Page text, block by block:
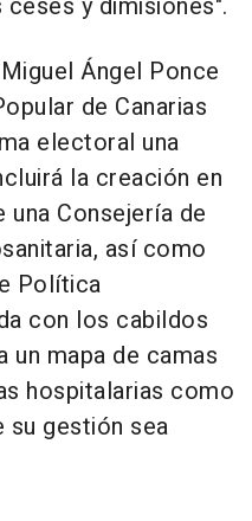
Ángel Ponce
de Canarias
electoral una
la creación en
Consejería de
así como
Política
con los cabildos
un mapa de camas
hospitalarias como
su gestión sea